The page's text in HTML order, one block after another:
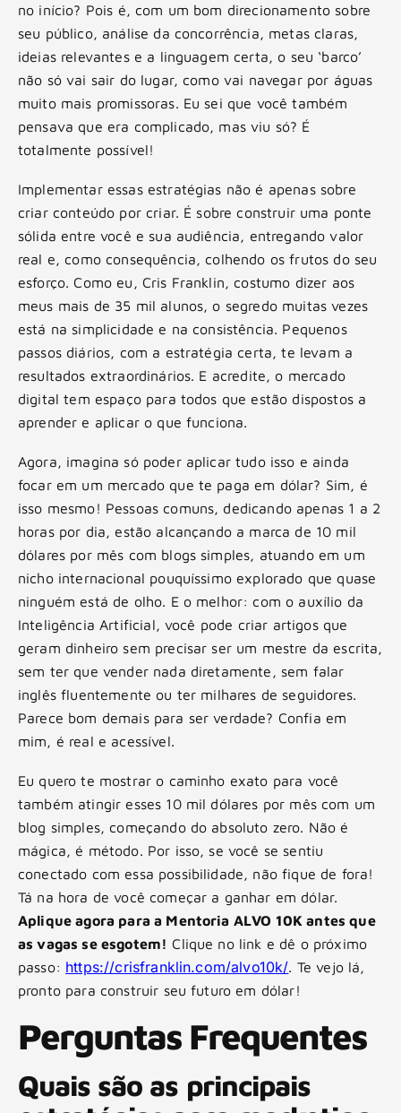
no início? Pois é, com um bom direcionamento sobre
seu público, análise da concorrência, metas claras,
ideias relevantes e a linguagem certa, o seu ‘barco’
não só vai sair do lugar, como vai navegar por águas
muito mais promissoras. Eu sei que você também
pensava que era complicado, mas viu só? É
totalmente possível!
Implementar essas estratégias não é apenas sobre
criar conteúdo por criar. É sobre construir uma ponte
sólida entre você e sua audiência, entregando valor
real e, como consequência, colhendo os frutos do seu
esforço. Como eu, Cris Franklin, costumo dizer aos
meus mais de 35 mil alunos, o segredo muitas vezes
está na simplicidade e na consistência. Pequenos
passos diários, com a estratégia certa, te levam a
resultados extraordinários. E acredite, o mercado
digital tem espaço para todos que estão dispostos a
aprender e aplicar o que funciona.
Agora, imagina só poder aplicar tudo isso e ainda
focar em um mercado que te paga em dólar? Sim, é
isso mesmo! Pessoas comuns, dedicando apenas 1 a 2
horas por dia, estão alcançando a marca de 10 mil
dólares por mês com blogs simples, atuando em um
nicho internacional pouquíssimo explorado que quase
ninguém está de olho. E o melhor: com o auxílio da
Inteligência Artificial, você pode criar artigos que
geram dinheiro sem precisar ser um mestre da escrita,
sem ter que vender nada diretamente, sem falar
inglês fluentemente ou ter milhares de seguidores.
Parece bom demais para ser verdade? Confia em
mim, é real e acessível.
Eu quero te mostrar o caminho exato para você
também atingir esses 10 mil dólares por mês com um
blog simples, começando do absoluto zero. Não é
mágica, é método. Por isso, se você se sentiu
conectado com essa possibilidade, não fique de fora!
Tá na hora de você começar a ganhar em dólar.
Aplique agora para a Mentoria ALVO 10K antes que
as vagas se esgotem! Clique no link e dê o próximo
passo: https://crisfranklin.com/alvo10k/. Te vejo lá,
pronto para construir seu futuro em dólar!
Perguntas Frequentes
Quais são as principais